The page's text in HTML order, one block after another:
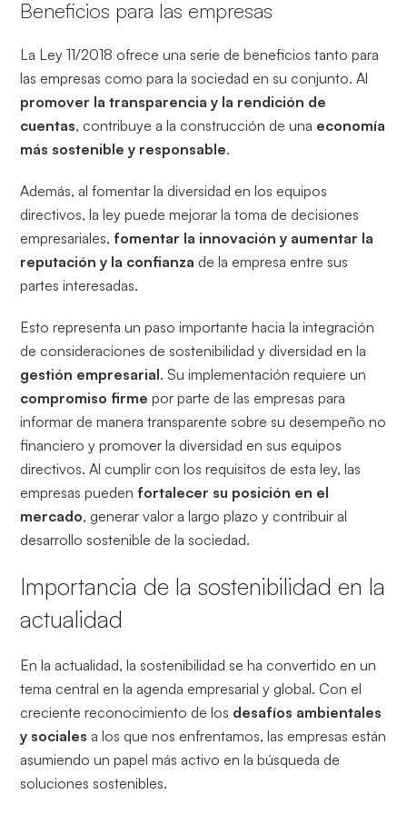
Beneficios para las empresas
La Ley 11/2018 ofrece una serie de beneficios tanto para
las empresas como para la sociedad en su conjunto. Al
promover la transparencia y la rendición de
cuentas, contribuye a la construcción de una economía
más sostenible y responsable.
Además, al fomentar la diversidad en los equipos
directivos, la ley puede mejorar la toma de decisiones
empresariales,fomentar la innovación y aumentar la
reputación y la confianza de la empresa entre sus
partes interesadas.
Esto representa un paso importante hacia la integración
de consideraciones de sostenibilidad y diversidad en la
gestión empresarial. Su implementación requiere un
compromiso firme por parte de las empresas para
informar de manera transparente sobre su desempeño no
financiero y promover la diversidad en sus equipos
directivos. Al cumplir con los requisitos de esta ley, las
empresas puedenfortalecer su posición en el
mercado, generar valor a largo plazo y contribuir al
desarrollo sostenible de la sociedad.
Importancia de la sostenibilidad en la
actualidad
En la actualidad, la sostenibilidad se ha convertido en un
tema central en la agenda empresarial y global. Con el
creciente reconocimiento de los desafíos ambientales
y sociales a los que nos enfrentamos, las empresas están
asumiendo un papel más activo en la búsqueda de
soluciones sostenibles.